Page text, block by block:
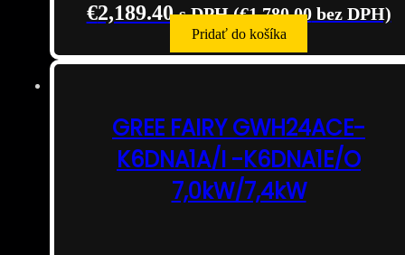
€2,189.40 s DPH (€1,780.00bez DPH)
Pridať do košíka
GREE FAIRY GWH24ACE-
K6DNA1A/I -K6DNA1E/O
7,0kW/7,4kW